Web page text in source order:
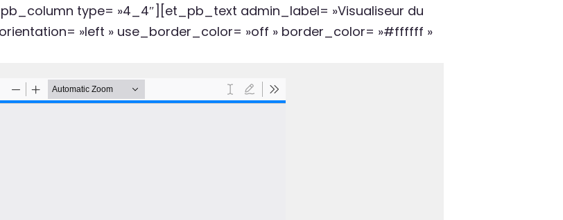
type= »4_4″][et_pb_text admin_label= »Visualiseur du
»left » use_border_color= »off » border_color= »#ffffff »